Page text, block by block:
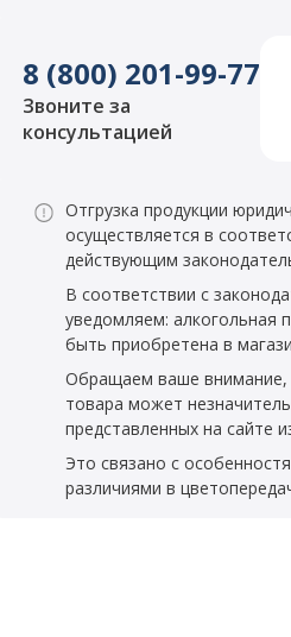
8 (800) 201-99-77
Звоните за
консультацией
Отгрузка продукции
осуществляется в
действующим
В соответствии с
уведомляем: алкогольная
быть приобретена в
Обращаем ваше внимание,
товара может
представленных на сайте
Это связано с
различиями в